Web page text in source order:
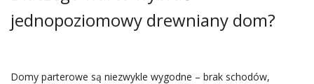
jednopoziomowy drewniany dom?
Domy parterowe są niezwykle wygodne – brak schodów,